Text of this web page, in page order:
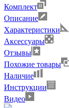
Комплект
Описание
Характеристики
Аксессуары
Отзывы
Похожие товары
Наличие
Инструкции
Видео